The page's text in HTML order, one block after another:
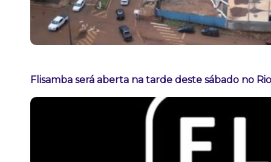
Flisamba será aberta na tarde deste sábado no